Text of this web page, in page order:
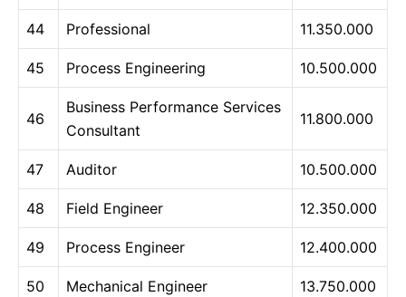
44 Professional 11.350.000
45 Process Engineering 10.500.000
46
Business Performance Services
Consultant
11.800.000
47 Auditor 10.500.000
48 Field Engineer 12.350.000
49 Process Engineer 12.400.000
50 Mechanical Engineer 13.750.000